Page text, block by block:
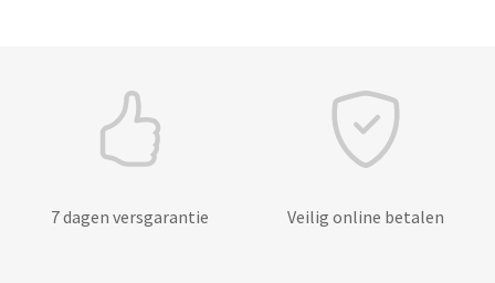
7 dagen versgarantie Veilig online betalen